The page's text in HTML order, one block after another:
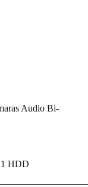
Audio Bi-
1 HDD